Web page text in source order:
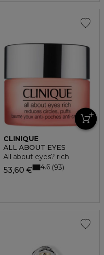
CLINIQUE
ALL ABOUT EYES
All about eyes? rich
53,60 € 4.6 93